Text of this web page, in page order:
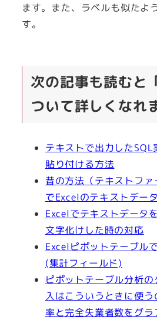
ます。また、ラベルも似たよ
す。
次の記事も読むと
ついて詳しくなれ
テキストで出力した
貼り付ける方法
昔の方法（テキストファ
でExcelのテキストデー
Excelでテキストデータ
文字化けした時の対応
Excelピポットテーブル
(集計フィールド)
ピポットテーブル分析
入はこういうときに使
率と完全失業者数をグラ